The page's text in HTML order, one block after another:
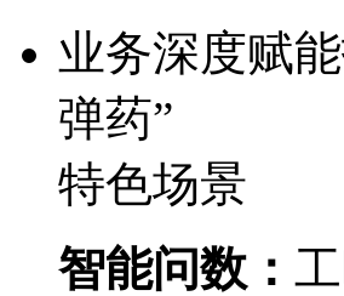
业务深度赋能
弹药”​
特色场景
智能问数：